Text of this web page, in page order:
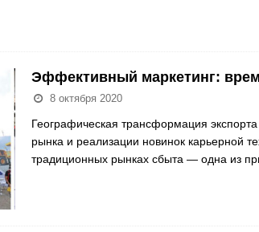
Эффективный маркетинг:
8 октября 2020
Географическая трансформация
рынка и реализации новинок карьерной
традиционных рынках сбыта — одна из